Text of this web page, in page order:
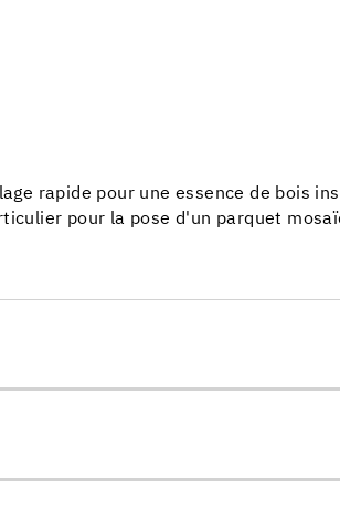
rapide pour une essence de bois
pour la pose d'un parquet